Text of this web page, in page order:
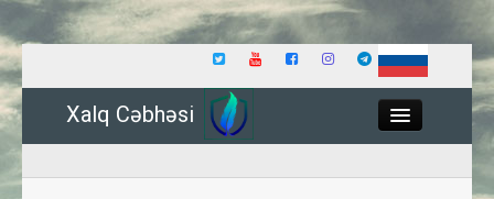
Xalq Cəbhəsi